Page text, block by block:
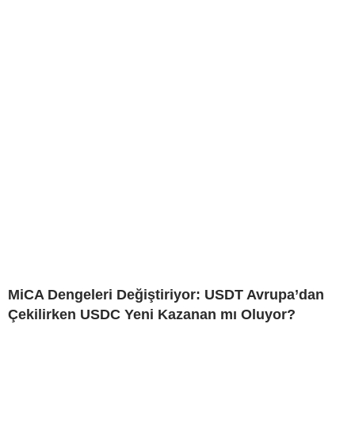
MiCA Dengeleri Değiştiriyor: USDT Avrupa’dan
Çekilirken USDC Yeni Kazanan mı Oluyor?